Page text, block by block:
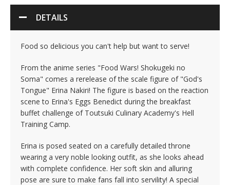
DETAILS
Food so delicious you can't help but want to serve!
From the anime series "Food Wars! Shokugeki no
Soma" comes a rerelease of the scale figure of "God's
Tongue" Erina Nakiri! The figure is based on the reaction
scene to Erina's Eggs Benedict during the breakfast
buffet challenge of Toutsuki Culinary Academy's Hell
Training Camp.
Erina is posed seated on a carefully detailed throne
wearing a very noble looking outfit, as she looks ahead
with complete confidence. Her soft skin and alluring
pose are sure to make fans fall into servility! A special